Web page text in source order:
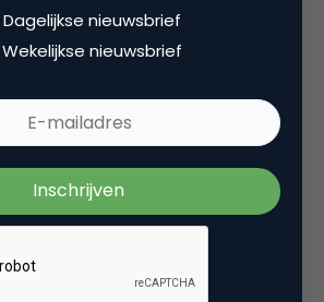
dagvoorzitter van het jaar
tot de top van Nederland. Met
interactie scoort
zeer hoge ogen op
en award uitreikingen.
een interviewer met een
nieuwsgierig en
tussen serieuze vragen en
Hij houdt van open en echte
Dagelijkse nieuwsbrief
Wekelijkse nieuwsbrief